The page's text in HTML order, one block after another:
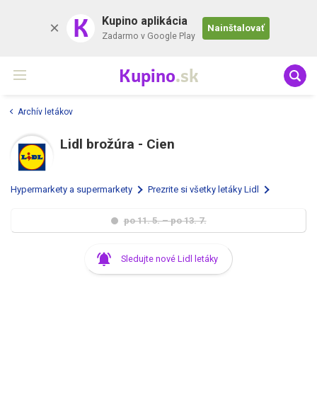
K Kupino aplikácia
Zadarmo v Google Play
Nainštalovať
Kupino.sk
Archív letákov
Lidl brožúra - Cien
Hypermarkety a supermarkety Prezrite si všetky letáky Lidl
po 11. 5. – po 13. 7.
Sledujte nové Lidl letáky